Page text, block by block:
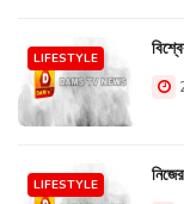
LIFESTYLE
LIFESTYLE